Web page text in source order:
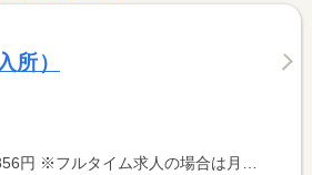
所）
場合は月額（換算額）、パート求人の場合は時間額を表示しています。